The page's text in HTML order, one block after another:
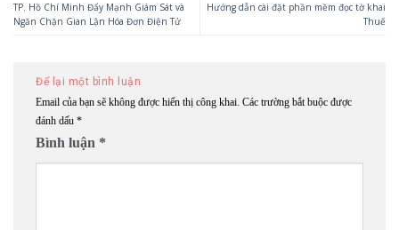
TP. Hồ Chí Minh Đẩy Mạnh Giám Sát và
Ngăn Chặn Gian Lận Hóa Đơn Điện Tử
Hướng dẫn cài đặt phần mềm đọc tờ khai
Thuế
Để lại một bình luận
Email của bạn sẽ không được hiển thị công khai. Các trường bắt buộc được
đánh dấu *
Bình luận *